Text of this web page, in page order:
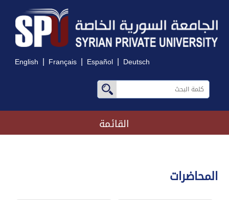
English | Français | Español | Deutsch
القائمة
المحاضرات